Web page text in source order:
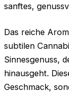
sanftes,
Das reiche
subtilen
Sinnesgenuss,
hinausgeht.
Geschmack,